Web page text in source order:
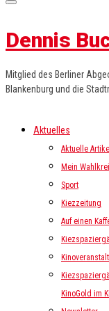
Dennis
Mitglied des Berliner
Blankenburg und die
Aktuelles
Aktuelle Artikel
Mein
Sport
Kiezzeitung
Auf einen
KinoGold im